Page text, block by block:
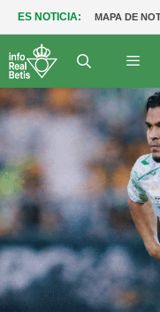
ES NOTICIA: MAPA DE